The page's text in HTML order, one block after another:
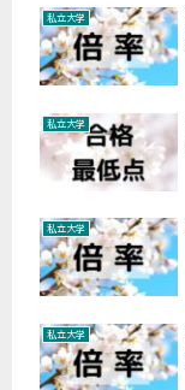
私立大学
私立大学
私立大学
私立大学